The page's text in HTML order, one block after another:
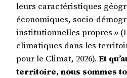
leurs caractéristiques
économiques, socio-
institutionnelles propres »
climatiques dans les
pour le Climat, 2026). Et
territoire, nous sommes